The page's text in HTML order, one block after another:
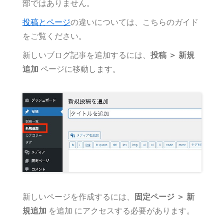
部ではありません。
投稿とページの違いについては、こちらのガイド
をご覧ください。
新しいブログ記事を追加するには、 投稿 ＞ 新規
追加 ページに移動します。
新しいページを作成するには、 固定ページ ＞ 新
規追加 を追加 にアクセスする必要があります。